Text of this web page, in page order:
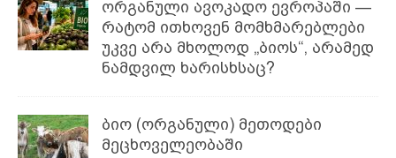
ორგანული ავოკადო ევროპაში —
რატომ ითხოვენ მომხმარებლები
უკვე არა მხოლოდ „ბიოს“, არამედ
ნამდვილ ხარისხსაც?
ბიო (ორგანული) მეთოდები
მეცხოველეობაში